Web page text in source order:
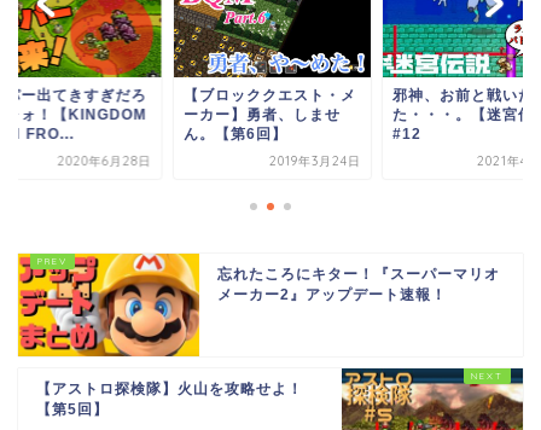
パー出てきすぎだろ
ォォ！【KINGDOM
FRO...
2020年6月28日
【ブロッククエスト・メ
ーカー】勇者、しませ
ん。【第6回】
2019年3月24日
邪神、お前と戦いた
た・・・。【迷宮伝
#12
2021年4
忘れたころにキター！『スーパーマリオ
メーカー2』アップデート速報！
【アストロ探検隊】火山を攻略せよ！
【第5回】